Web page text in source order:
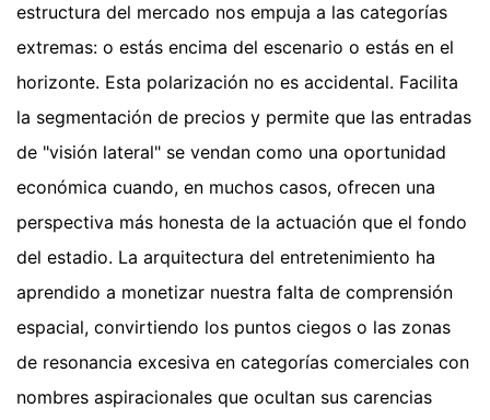
estructura del mercado nos empuja a las categorías
extremas: o estás encima del escenario o estás en el
horizonte. Esta polarización no es accidental. Facilita
la segmentación de precios y permite que las entradas
de "visión lateral" se vendan como una oportunidad
económica cuando, en muchos casos, ofrecen una
perspectiva más honesta de la actuación que el fondo
del estadio. La arquitectura del entretenimiento ha
aprendido a monetizar nuestra falta de comprensión
espacial, convirtiendo los puntos ciegos o las zonas
de resonancia excesiva en categorías comerciales con
nombres aspiracionales que ocultan sus carencias